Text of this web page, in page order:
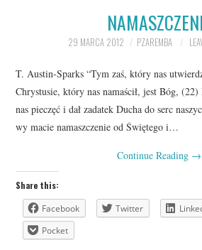
29 MARCA 2012 PZAREMBA
T. Austin-Sparks “Tym zaś, który nas
Chrystusie, który nas namaścił, jest Bóg,
nas pieczęć i dał zadatek Ducha do serc
wy macie namaszczenie od Świętego i…
Continue Reading →
Share this:
Facebook
Twitter
Pocket